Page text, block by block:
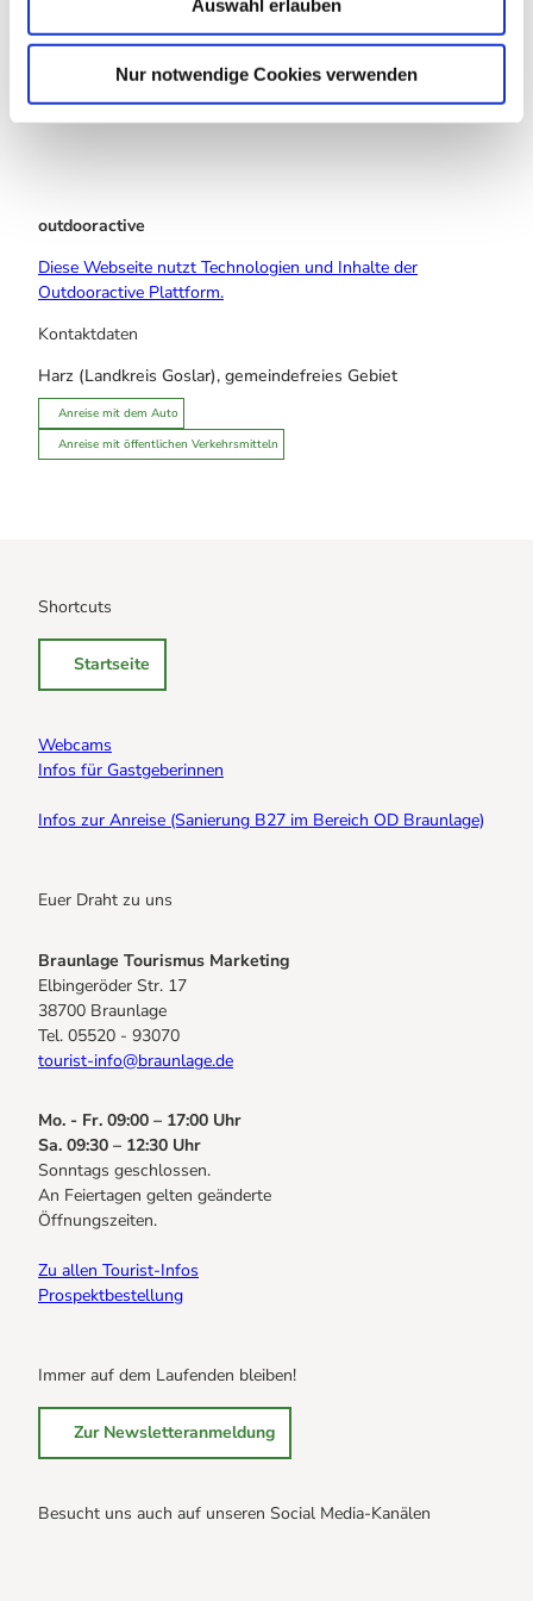
Auswahl erlauben
Nur notwendige Cookies verwenden
Touren
outdooractive
Diese Webseite nutzt Technologien und Inhalte der
Outdooractive Plattform.
Kontaktdaten
Harz (Landkreis Goslar), gemeindefreies Gebiet
Anreise mit dem Auto
Anreise mit öffentlichen Verkehrsmitteln
Shortcuts
Startseite
Webcams
Infos für Gastgeberinnen
Infos zur Anreise (Sanierung B27 im Bereich OD Braunlage)
Euer Draht zu uns
Braunlage Tourismus Marketing
Elbingeröder Str. 17
38700 Braunlage
Tel. 05520 - 93070
tourist-info@braunlage.de
Mo. - Fr. 09:00 – 17:00 Uhr
Sa. 09:30 – 12:30 Uhr
Sonntags geschlossen.
An Feiertagen gelten geänderte
Öffnungszeiten.
Zu allen Tourist-Infos
Prospektbestellung
Immer auf dem Laufenden bleiben!
Zur Newsletteranmeldung
Besucht uns auch auf unseren Social Media-Kanälen